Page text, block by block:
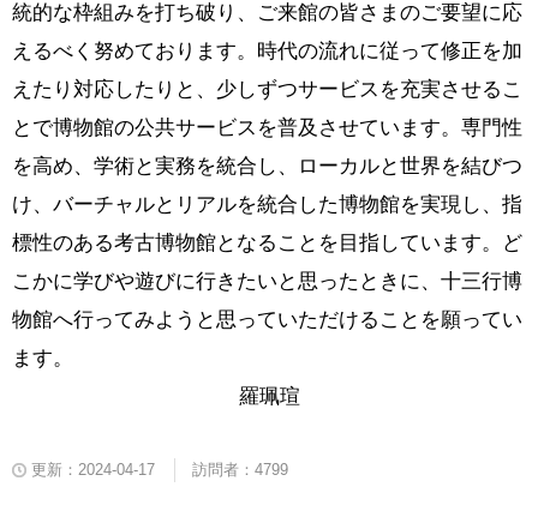
統的な枠組みを打ち破り、ご来館の皆さまのご要望に応
えるべく努めております。 時代の流れに従って修正を加
えたり対応したりと、 少しずつサービスを充実させるこ
とで博物館の公共サービスを普及させています。専門性
を高め、学術と実務を統合し、ローカルと世界を結びつ
け、バーチャルとリアルを統合した博物館を実現し、指
標性のある考古博物館となることを目指しています。
ど
こかに学びや遊びに行きたいと思ったときに、十三行博
物館へ行ってみようと思っていただけることを願ってい
ます。
羅珮瑄
更新：2024-04-17 訪問者：4799